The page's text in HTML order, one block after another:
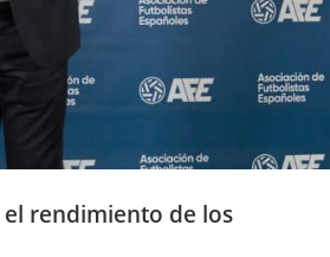
el rendimiento de los